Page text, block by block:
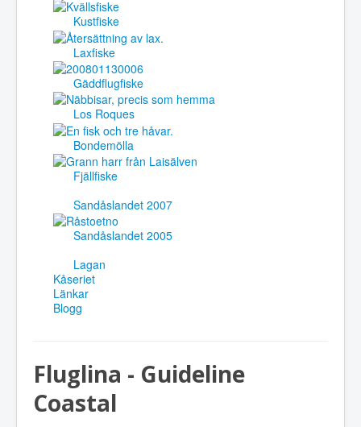
Kustfiske
Laxfiske
Gäddflugfiske
Los Roques
Bondemölla
Fjällfiske
Sandåslandet 2007
Sandåslandet 2005
Lagan
Kåseriet
Länkar
Blogg
Fluglina - Guideline
Coastal